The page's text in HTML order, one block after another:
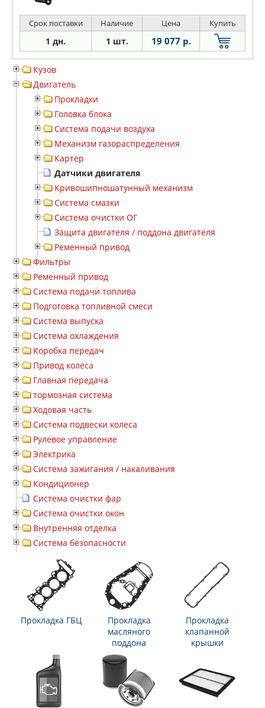
Срок поставки Наличие Цена Купить
1 дн. 1 шт. 19 077 р.
Кузов
Двигатель
Прокладки
Головка блока
Система подачи воздуха
Механизм газораспределения
Картер
Датчики двигателя
Кривошипношатунный механизм
Система смазки
Система очистки ОГ
Защита двигателя / поддона двигателя
Ременный привод
Фильтры
Ременный привод
Система подачи топлива
Подготовка топливной смеси
Система выпуска
Система охлаждения
Коробка передач
Привод колеса
Главная передача
тормозная система
Ходовая часть
Система подвески колеса
Рулевое управление
Электрика
Система зажигания / накаливания
Кондиционер
Система очистки фар
Система очистки окон
Внутренняя отделка
Система безопасности
Прокладка ГБЦ
Прокладка
масляного
поддона
Прокладка
клапанной
крышки